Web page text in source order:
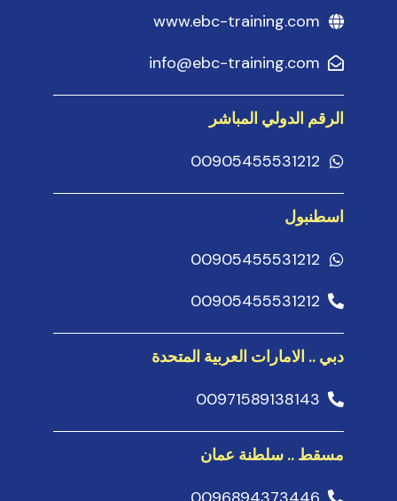
www.ebc-training.com
info@ebc-training.com
الرقم الدولي المباشر
00905455531212
اسطنبول
00905455531212
00905455531212
دبي .. الامارات العربية المتحدة
00971589138143
مسقط .. سلطنة عمان